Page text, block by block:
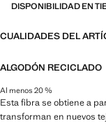
DISPONIBILIDAD EN
CUALIDADES DEL
ALGODÓN RECICLADO
Al menos 20 %
Esta fibra se obtiene a
transforman en nuevos